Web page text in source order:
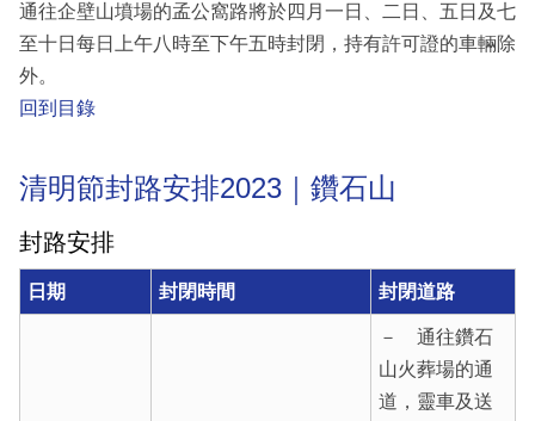
通往企壁山墳場的孟公窩路將於四月一日、二日、五日及七
至十日每日上午八時至下午五時封閉，持有許可證的車輛除
外。
回到目錄
清明節封路安排2023｜鑽石山
封路安排
日期 封閉時間 封閉道路
－ 通往鑽石
山火葬場的通
道，靈車及送